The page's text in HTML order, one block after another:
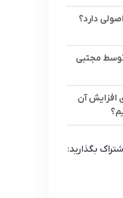
دارد؟
مجتبی
افزایش آن
بگذارید: